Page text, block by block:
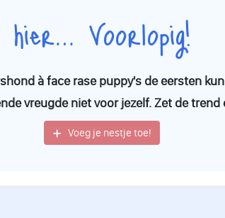
hier… Voorlopig!
à face rase puppy's de eersten
vreugde niet voor jezelf. Zet de
Voeg je nestje toe!